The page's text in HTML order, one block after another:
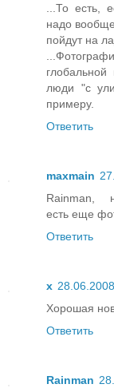
...То есть,
надо
пойдут на
люди "с
примеру.
Ответить
maxmain
Rainman,
есть еще
Ответить
x
Хорошая
Ответить
Rainman